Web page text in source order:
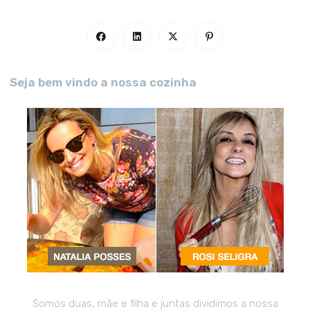
Seja bem vindo a nossa cozinha
Somos duas, mãe e filha e juntas dividimos a nossa